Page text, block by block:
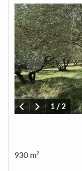
1 /2
930 m²